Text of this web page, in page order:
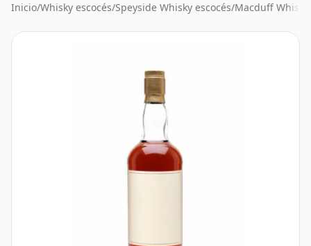
Inicio/Whisky escocés/Speyside Whisky escocés/Macduff Whisky